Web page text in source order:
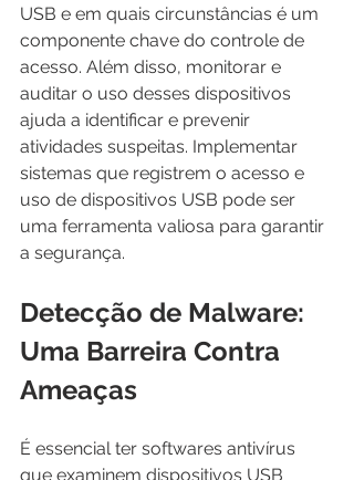
USB e em quais circunstâncias é um
componente chave do controle de
acesso. Além disso, monitorar e
auditar o uso desses dispositivos
ajuda a identificar e prevenir
atividades suspeitas. Implementar
sistemas que registrem o acesso e
uso de dispositivos USB pode ser
uma ferramenta valiosa para garantir
a segurança.
Detecção de Malware:
Uma Barreira Contra
Ameaças
É essencial ter softwares antivírus
que examinem dispositivos USB